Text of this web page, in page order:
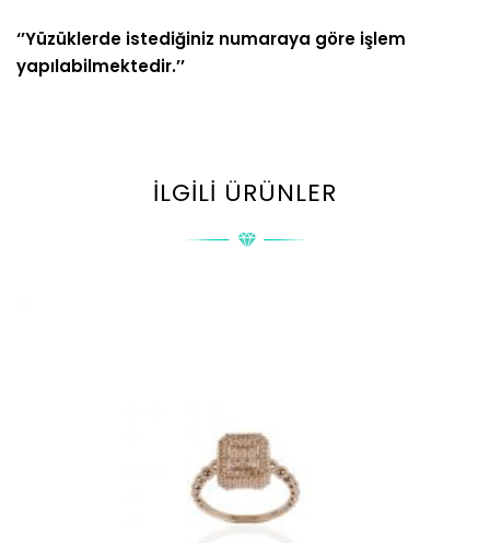
‘’Yüzüklerde istediğiniz numaraya göre işlem
yapılabilmektedir.’’
İLGILI ÜRÜNLER